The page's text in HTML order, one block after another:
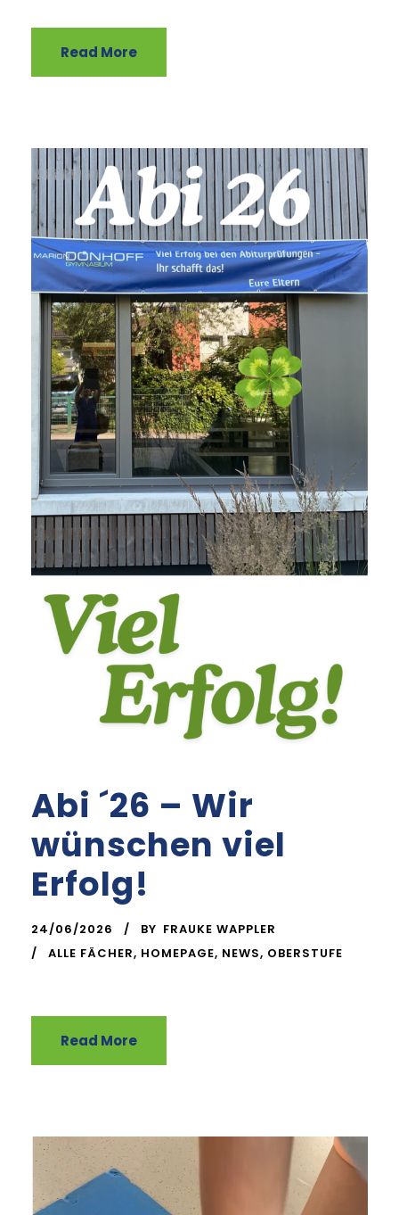
Read More
Abi ´26 – Wir
wünschen viel
Erfolg!
24/06/2026 BY FRAUKE WAPPLER
ALLE FÄCHER, HOMEPAGE, NEWS, OBERSTUFE
Read More